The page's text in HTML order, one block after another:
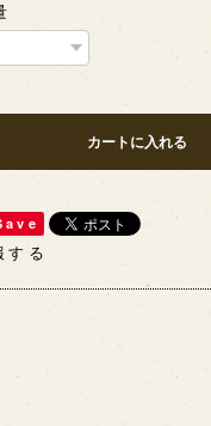
カートに入れる
する